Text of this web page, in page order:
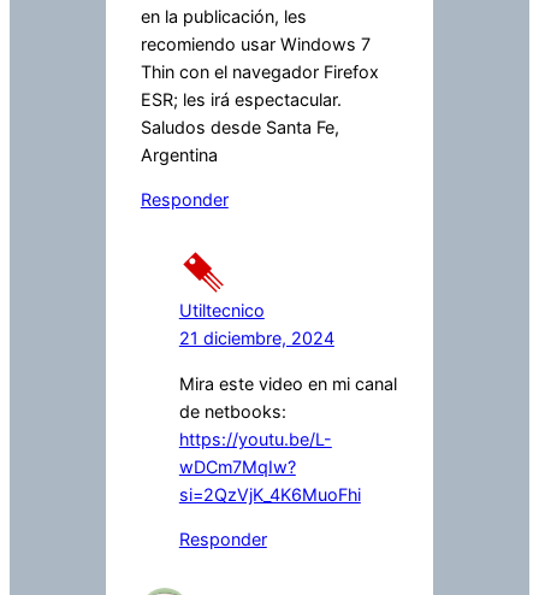
en la publicación, les
recomiendo usar Windows 7
Thin con el navegador Firefox
ESR; les irá espectacular.
Saludos desde Santa Fe,
Argentina
Responder
Utiltecnico
21 diciembre, 2024
Mira este video en mi canal
de netbooks:
https://youtu.be/L-
wDCm7MqIw?
si=2QzVjK_4K6MuoFhi
Responder